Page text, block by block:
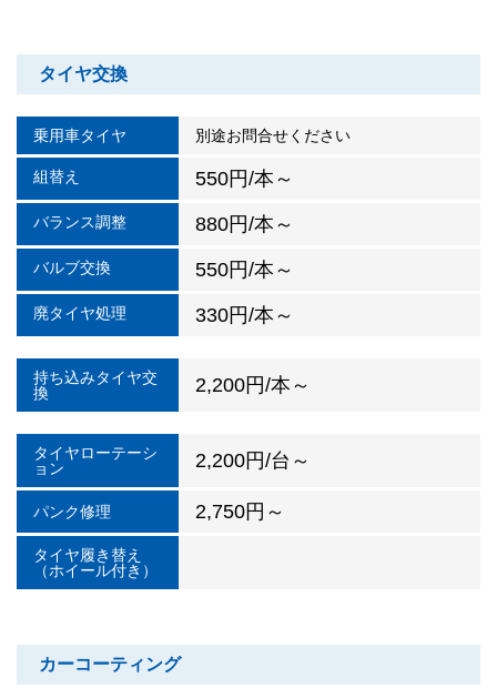
タイヤ交換
乗用車タイヤ 別途お問合せください
組替え 550円/本～
バランス調整 880円/本～
バルブ交換 550円/本～
廃タイヤ処理 330円/本～
持ち込みタイヤ交
換
2,200円/本～
タイヤローテーシ
ョン
2,200円/台～
パンク修理 2,750円～
タイヤ履き替え
（ホイール付き）
カーコーティング